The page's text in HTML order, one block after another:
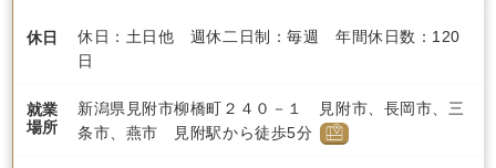
休日
休日：土日他 週休二日制：毎週 年間休日数：120
日
就業
場所
新潟県見附市柳橋町２４０－１ 見附市、長岡市、三
条市、燕市 見附駅から徒歩5分